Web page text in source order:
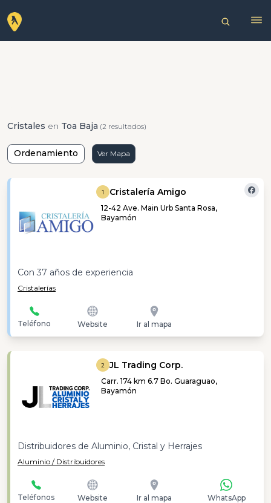
Cristales en Toa Baja (2 resultados)
Ordenamiento Ver Mapa
1 Cristalería Amigo
12-42 Ave. Main Urb Santa Rosa,
Bayamón
Con 37 años de experiencia
Cristalerías
Teléfono Website Ir al mapa
2 JL Trading Corp.
Carr. 174 km 6.7 Bo. Guaraguao,
Bayamón
Distribuidores de Aluminio, Cristal y Herrajes
Aluminio / Distribuidores
Teléfonos Website Ir al mapa WhatsApp